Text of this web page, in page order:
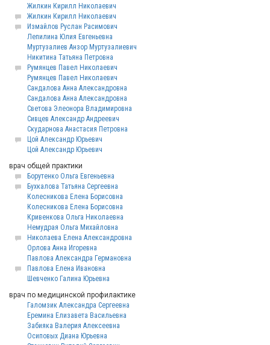
Жилкин Кирилл Николаевич
Жилкин Кирилл Николаевич
Измайлов Руслан Расимович
Лепилина Юлия Евгеньевна
Муртузалиев Анзор Муртузалиевич
Никитина Татьяна Петровна
Румянцев Павел Николаевич
Румянцев Павел Николаевич
Сандалова Анна Александровна
Сандалова Анна Александровна
Светова Элеонора Владимировна
Сивцев Александр Андреевич
Скударнова Анастасия Петровна
Цой Александр Юрьевич
Цой Александр Юрьевич
врач общей практики
Борутенко Ольга Евгеньевна
Бухкалова Татьяна Сергеевна
Колесникова Елена Борисовна
Колесникова Елена Борисовна
Кривенкова Ольга Николаевна
Немудрая Ольга Михайловна
Николаева Елена Александровна
Орлова Анна Игоревна
Павлова Александра Германовна
Павлова Елена Ивановна
Шевченко Галина Юрьевна
врач по медицинской профилактике
Галомзик Александра Сергеевна
Еремина Елизавета Васильевна
Забияка Валерия Алексеевна
Осиповых Диана Юрьевна